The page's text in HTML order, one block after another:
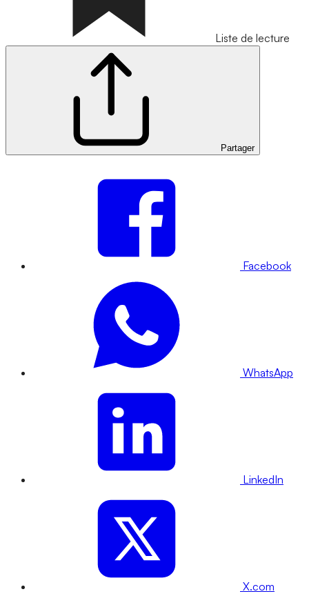
Liste de lecture
Partager
Facebook
WhatsApp
LinkedIn
X.com